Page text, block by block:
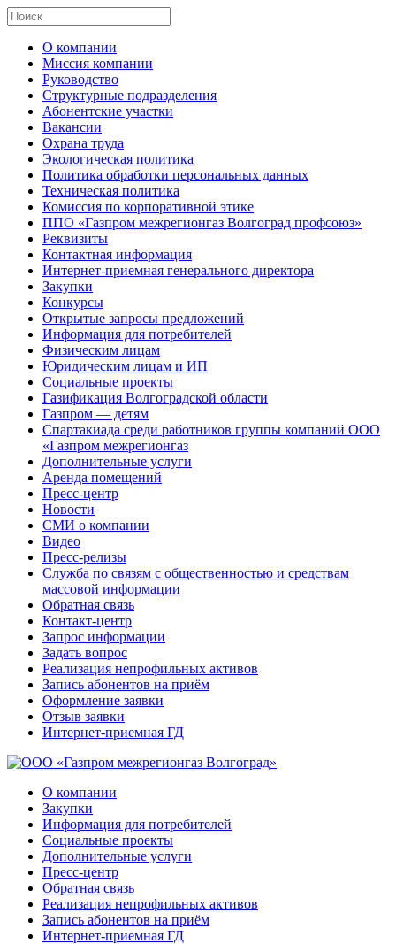
О компании
Миссия компании
Руководство
Структурные подразделения
Абонентские участки
Вакансии
Охрана труда
Экологическая политика
Политика обработки персональных данных
Техническая политика
Комиссия по корпоративной этике
ППО «Газпром межрегионгаз Волгоград профсоюз»
Реквизиты
Контактная информация
Интернет-приемная генерального директора
Закупки
Конкурсы
Открытые запросы предложений
Информация для потребителей
Физическим лицам
Юридическим лицам и ИП
Социальные проекты
Газификация Волгоградской области
Газпром — детям
Спартакиада среди работников группы компаний ООО
«Газпром межрегионгаз
Дополнительные услуги
Аренда помещений
Пресс-центр
Новости
СМИ о компании
Видео
Пресс-релизы
Служба по связям с общественностью и средствам
массовой информации
Обратная связь
Контакт-центр
Запрос информации
Задать вопрос
Реализация непрофильных активов
Запись абонентов на приём
Оформление заявки
Отзыв заявки
Интернет-приемная ГД
О компании
Закупки
Информация для потребителей
Социальные проекты
Дополнительные услуги
Пресс-центр
Обратная связь
Реализация непрофильных активов
Запись абонентов на приём
Интернет-приемная ГД